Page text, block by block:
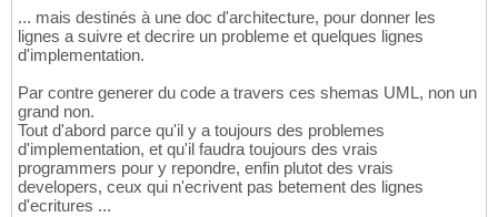
... mais destinés à une doc d'architecture, pour donner les
lignes a suivre et decrire un probleme et quelques lignes
d'implementation.
Par contre generer du code a travers ces shemas UML, non un
grand non.
Tout d'abord parce qu'il y a toujours des problemes
d'implementation, et qu'il faudra toujours des vrais
programmers pour y repondre, enfin plutot des vrais
developers, ceux qui n'ecrivent pas betement des lignes
d'ecritures ...